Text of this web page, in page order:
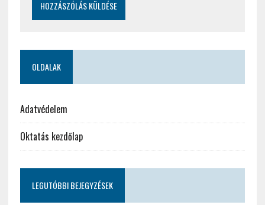
OLDALAK
Adatvédelem
Oktatás kezdőlap
LEGUTÓBBI BEJEGYZÉSEK